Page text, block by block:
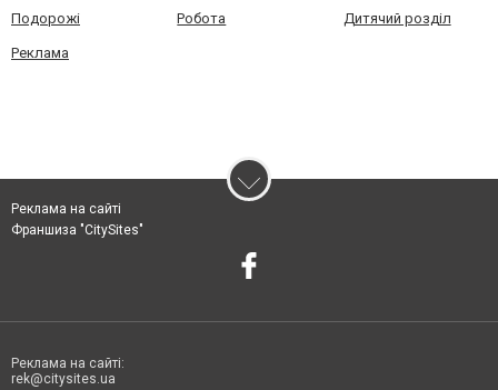
Подорожі Робота Дитячий розділ
Реклама
Реклама на сайті
Франшиза "CitySites"
Реклама на сайті:
rek@citysites.ua